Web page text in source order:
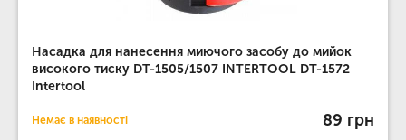
Насадка для нанесення миючого засобу до мийок
високого тиску DT-1505/1507 INTERTOOL DT-1572
Intertool
Немає в наявності 89 грн